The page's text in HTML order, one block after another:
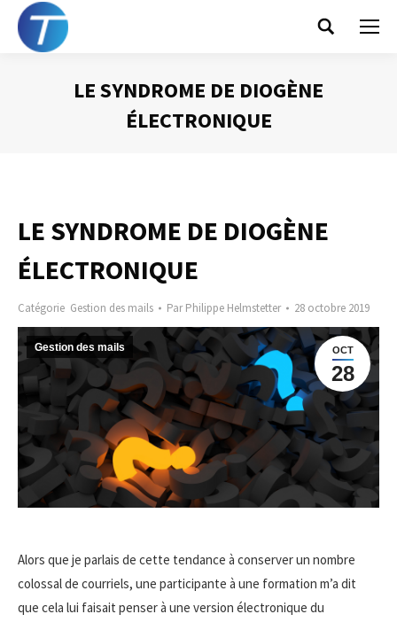
Search:
LE SYNDROME DE DIOGÈNE
ÉLECTRONIQUE
LE SYNDROME DE DIOGÈNE
ÉLECTRONIQUE
Catégorie Gestion des mails ParPhilippe Helmstetter 28 octobre 2019
OCT
28
Gestion des mails
Alors que je parlais de cette tendance à conserver un nombre
colossal de courriels, une participante à une formation m’a dit
que cela lui faisait penser à une version électronique du